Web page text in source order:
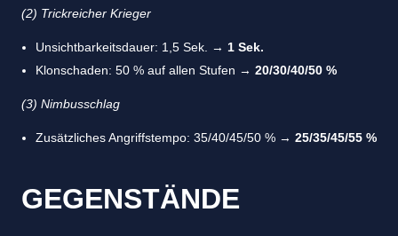
(2) Trickreicher Krieger
Unsichtbarkeitsdauer: 1,5 Sek. → 1 Sek.
Klonschaden: 50 % auf allen Stufen → 20/30/40/50 %
(3) Nimbusschlag
Zusätzliches Angriffstempo: 35/40/45/50 % → 25/35/45/55 %
GEGENSTÄNDE